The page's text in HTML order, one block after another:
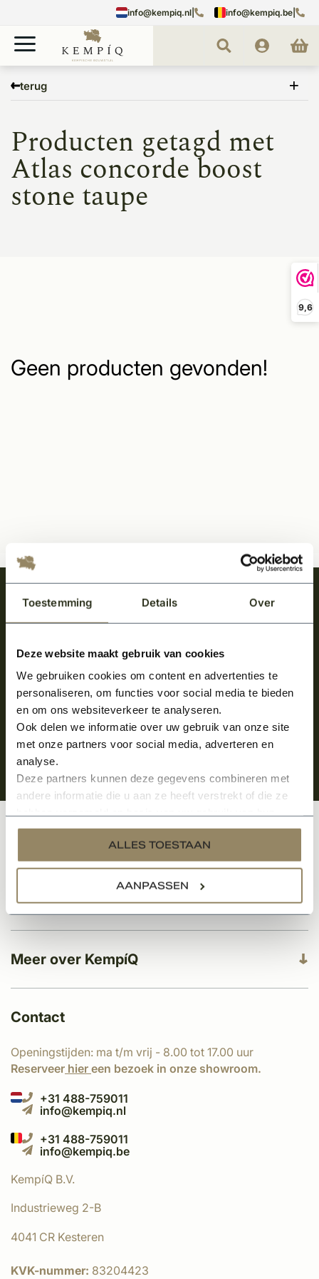
Toestemming Details Over
Deze website maakt gebruik van cookies
We gebruiken cookies om content en advertenties te
personaliseren, om functies voor social media te bieden
en om ons websiteverkeer te analyseren.
Ook delen we informatie over uw gebruik van onze site
met onze partners voor social media, adverteren en
analyse.
Deze partners kunnen deze gegevens combineren met
andere informatie die u aan ze heeft verstrekt of die ze
services.
ALLES TOESTAAN
AANPASSEN
9,6
info@kempiq.nl info@kempiq.be
terug
Atlas concorde boost stone taupe
Producten getagd met
Atlas concorde boost
stone taupe
Geen producten gevonden!
Meld je aan en ontvang het laatste nieuws
over onze kempische bouwstijl!
Meer over KempíQ
Klantenservice
Categorieën
Contact
Openingstijden: ma t/m vrij - 8.00 tot 17.00 uur
Reserveer hier een bezoek in onze showroom.
+31 488-759011
info@kempiq.nl
+31 488-759011
info@kempiq.be
KempíQ B.V.
Industrieweg 2-B
4041 CR Kesteren
KVK-nummer: 83204423